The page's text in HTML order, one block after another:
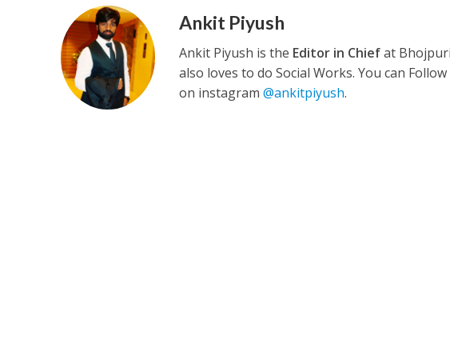
कुलदीप कुमार की “गौरी शंकर की प्रेम कहानी”
Ankit Piyush
Ankit Piyush is the Editor in Chiefat
also loves to do Social Works. You can
on instagram@ankitpiyush.